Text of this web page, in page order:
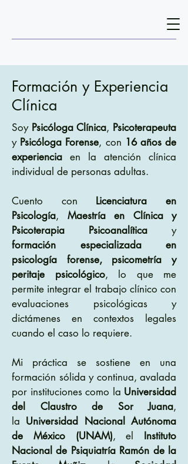
Formación y Experiencia
Clínica
Soy Psicóloga Clínica, Psicoterapeuta
y Psicóloga Forense, con 16 años de
experiencia en la atención clínica
individual de personas adultas.
Cuento con Licenciatura en
Psicología, Maestría en Clínica y
Psicoterapia Psicoanalítica y
formación especializada en
psicología forense, psicometría y
peritaje psicológico, lo que me
permite integrar el trabajo clínico con
evaluaciones psicológicas y
dictámenes en contextos legales
cuando el caso lo requiere.
Mi práctica se sostiene en una
formación sólida y continua, avalada
por instituciones como la Universidad
del Claustro de Sor Juana,
la Universidad Nacional Autónoma
de México (UNAM), el Instituto
Nacional de Psiquiatría Ramón de la